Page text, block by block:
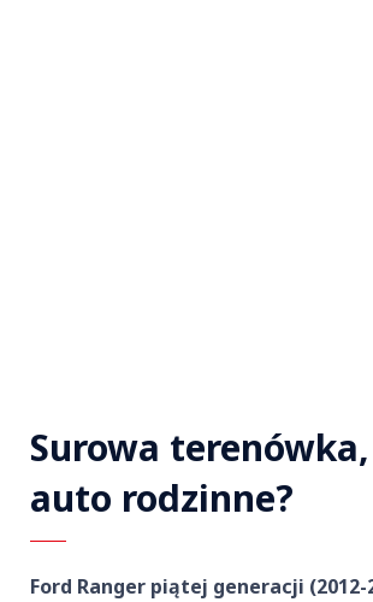
Surowa
auto rodzinne?
Ford Ranger piątej generacji (2012-